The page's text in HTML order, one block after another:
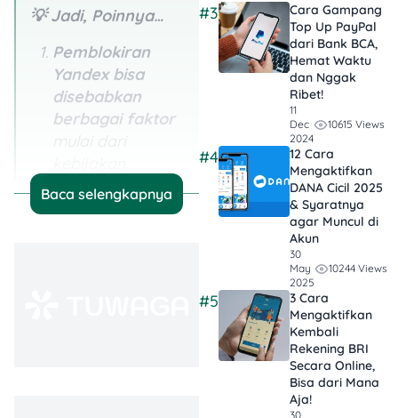
💡 Jadi, Poinnya…
Pemblokiran
Yandex bisa
disebabkan
berbagai faktor
pemerintah,
pembatasan
Baca selengkapnya
#3
Cara Gampang
Top Up PayPal
dari Bank BCA,
Hemat Waktu
dan Nggak
Ribet!
11
Dec
2024
10615 Views
#4
12 Cara
Mengaktifkan
DANA Cicil 2025
& Syaratnya
agar Muncul di
Akun
30
May
2025
10244 Views
#5
3 Cara
Mengaktifkan
Kembali
Rekening BRI
Secara Online,
Bisa dari Mana
Aja!
30